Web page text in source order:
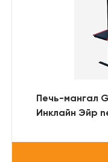
Печь-мангал
Инклайн Эйр